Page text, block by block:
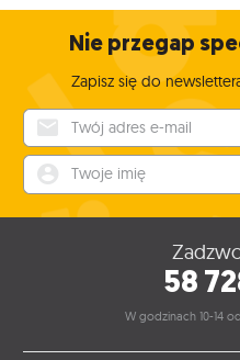
Nie przegap
Zapisz się do
58
W godzinach 10-14